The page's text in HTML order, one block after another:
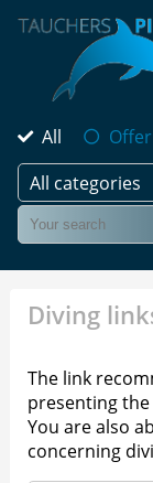
All Offer
All categories
Diving
The link
presenting
You are also
concerning